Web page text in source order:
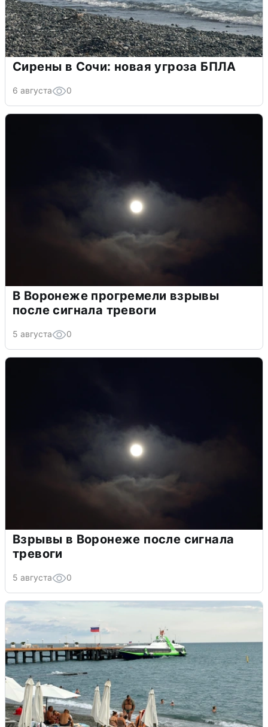
Сирены в Сочи: новая угроза БПЛА
6 августа 0
В Воронеже прогремели взрывы
после сигнала тревоги
5 августа 0
Взрывы в Воронеже после сигнала
тревоги
5 августа 0